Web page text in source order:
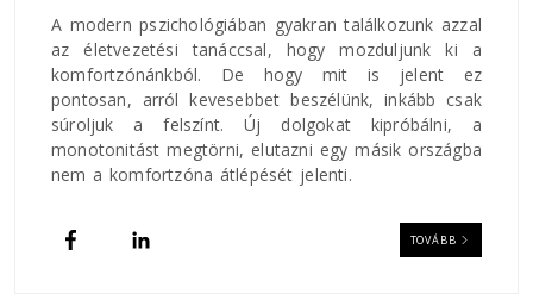
A modern pszichológiában gyakran találkozunk azzal
az életvezetési tanáccsal, hogy mozduljunk ki a
komfortzónánkból. De hogy mit is jelent ez
pontosan, arról kevesebbet beszélünk, inkább csak
súroljuk a felszínt. Új dolgokat kipróbálni, a
monotonitást megtörni, elutazni egy másik országba
nem a komfortzóna átlépését jelenti.
TOVÁBB